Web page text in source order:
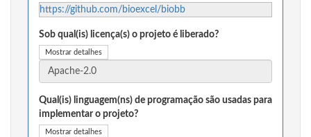
https://github.com/bioexcel/biobb
Sob qual(is) licença(s) o projeto é liberado?
Mostrar detalhes
Qual(is) linguagem(ns) de programação são usadas para
implementar o projeto?
Mostrar detalhes